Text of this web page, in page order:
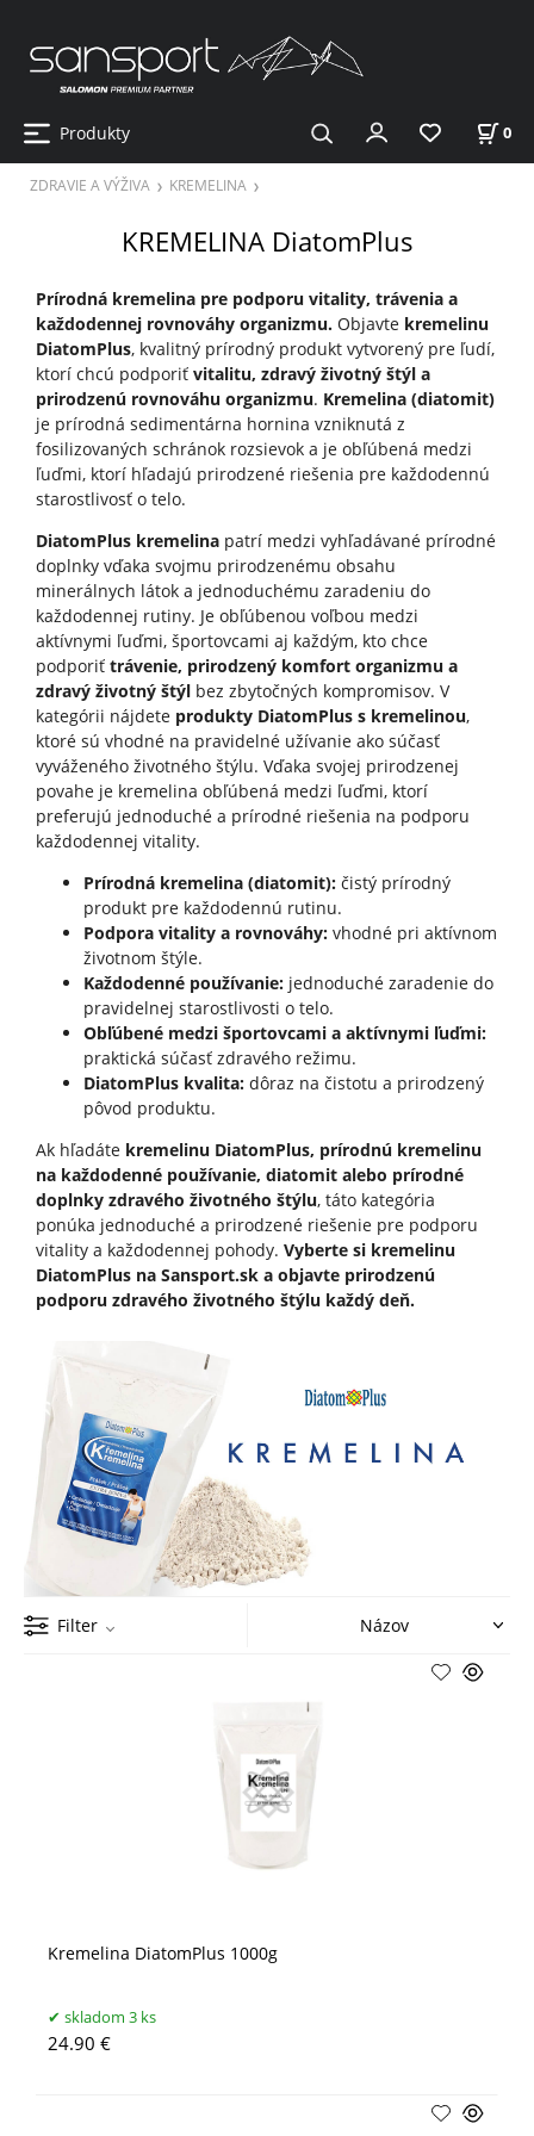
Produkty 0
ZDRAVIE A VÝŽIVA KREMELINA
KREMELINA DiatomPlus
Prírodná kremelina pre podporu vitality, trávenia a
každodennej rovnováhy organizmu. Objavte kremelinu
DiatomPlus, kvalitný prírodný produkt vytvorený pre ľudí,
ktorí chcú podporiť vitalitu, zdravý životný štýl a
prirodzenú rovnováhu organizmu. Kremelina (diatomit)
je prírodná sedimentárna hornina vzniknutá z
fosilizovaných schránok rozsievok a je obľúbená medzi
ľuďmi, ktorí hľadajú prirodzené riešenia pre každodennú
starostlivosť o telo.
DiatomPlus kremelinapatrí medzi vyhľadávané prírodné
doplnky vďaka svojmu prirodzenému obsahu
minerálnych látok a jednoduchému zaradeniu do
každodennej rutiny. Je obľúbenou voľbou medzi
aktívnymi ľuďmi, športovcami aj každým, kto chce
podporiť trávenie, prirodzený komfort organizmu a
zdravý životný štýlbez zbytočných kompromisov. V
kategórii nájdete produkty DiatomPlus s kremelinou,
ktoré sú vhodné na pravidelné užívanie ako súčasť
vyváženého životného štýlu. Vďaka svojej prirodzenej
povahe je kremelina obľúbená medzi ľuďmi, ktorí
preferujú jednoduché a prírodné riešenia na podporu
každodennej vitality.
Prírodná kremelina (diatomit):čistý prírodný
produkt pre každodennú rutinu.
Podpora vitality a rovnováhy:vhodné pri aktívnom
životnom štýle.
Každodenné používanie:jednoduché zaradenie do
pravidelnej starostlivosti o telo.
Obľúbené medzi športovcami a aktívnymi ľuďmi:
praktická súčasť zdravého režimu.
DiatomPlus kvalita:dôraz na čistotu a prirodzený
pôvod produktu.
Ak hľadáte kremelinu DiatomPlus, prírodnú kremelinu
na každodenné používanie, diatomit alebo prírodné
doplnky zdravého životného štýlu, táto kategória
ponúka jednoduché a prirodzené riešenie pre podporu
vitality a každodennej pohody. Vyberte si kremelinu
DiatomPlus na Sansport.sk a objavte prirodzenú
podporu zdravého životného štýlu každý deň.
Filter
Kremelina DiatomPlus 1000g
skladom 3 ks
24.90 €